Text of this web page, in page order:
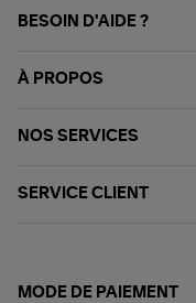
BESOIN D'AIDE ?
À PROPOS
NOS SERVICES
SERVICE CLIENT
MODE DE PAIEMENT